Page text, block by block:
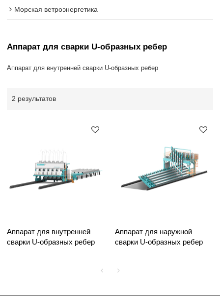
Морская ветроэнергетика
Аппарат для сварки U-образных ребер
Аппарат для внутренней сварки U-образных ребер
2 результатов
Аппарат для внутренней
сварки U-образных ребер
Аппарат для наружной
сварки U-образных ребер